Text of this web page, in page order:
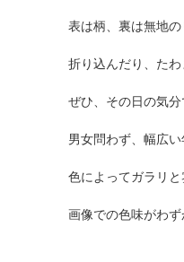
表は柄、裏は無地の
折り込んだり、た
ぜひ、その日の気分
男女問わず、幅広い
色によってガラリ
画像での色味がわ